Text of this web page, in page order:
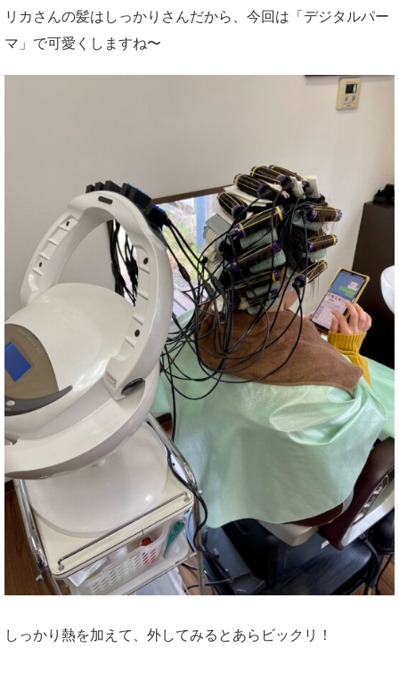
リカさんの髪はしっかりさんだから、今回は「デジタルパー
マ」で可愛くしますね〜
しっかり熱を加えて、外してみるとあらビックリ！